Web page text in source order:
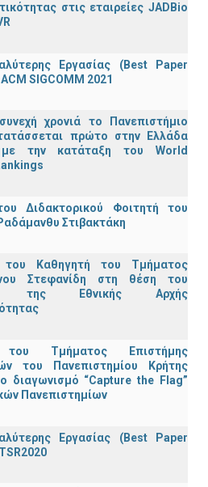
στις εταιρείες JADBio
Εργασίας (Best Paper
SIGCOMM 2021
χρονιά το Πανεπιστήμιο
πρώτο στην Ελλάδα
την κατάταξη του World
Διδακτορικού Φοιτητή του
Στιβακτάκη
του Καθηγητή του Τμήματος
Στεφανίδη στη θέση του
της Εθνικής Αρχής
του Τμήματος Επιστήμης
του Πανεπιστημίου Κρήτης
διαγωνισμό “Capture the Flag”
Πανεπιστημίων
Εργασίας (Best Paper